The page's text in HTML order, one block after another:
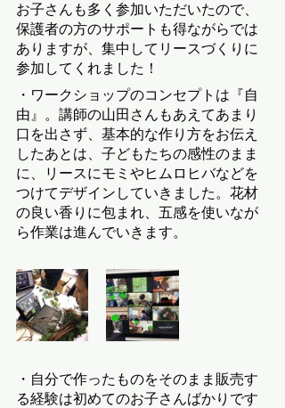
お子さんも多く参加いただいたので、
保護者の方のサポートも得ながらでは
ありますが、集中してリースづくりに
参加してくれました！
・ワークショップのコンセプトは『自
由』。講師の山田さんもあえてあまり
口を出さず、基本的な作り方をお伝え
したあとは、子どもたちの感性のまま
に、リースにモミやヒムロヒバなどを
つけてデザインしていきました。花材
の良い香りに包まれ、五感を使いなが
ら作業は進んでいきます。
・自分で作ったものをそのまま販売す
る経験は初めてのお子さんばかりです